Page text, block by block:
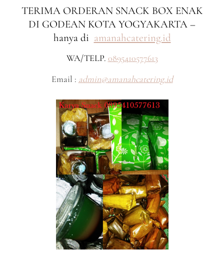
TERIMA ORDERAN SNACK BOX ENAK
DI GODEAN KOTA YOGYAKARTA –
hanya di amanahcatering.id
WA/TELP. 0895410577613
Email : admin@amanahcatering.id